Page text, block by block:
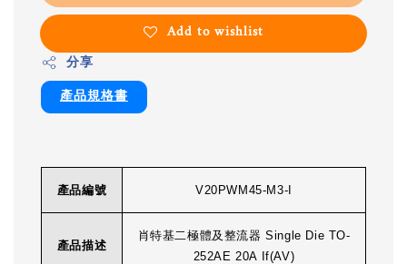
Add to wishlist
分享
產品規格書
產品編號 V20PWM45-M3-I
產品描述
肖特基二極體及整流器 Single Die TO-
252AE 20A If(AV)